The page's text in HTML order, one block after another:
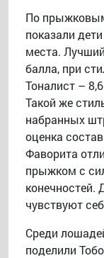
По
показали
места.
балла, при
Тоналист –
Такой же
набранных
оценка
Фаворита
прыжком с
конечностей.
чувствуют
Среди
поделили